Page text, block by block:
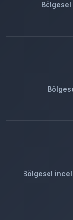
Bölgesel
Bölgesel